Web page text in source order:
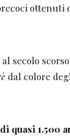
ottenuti
secolo
dal colore
quasi 1.500